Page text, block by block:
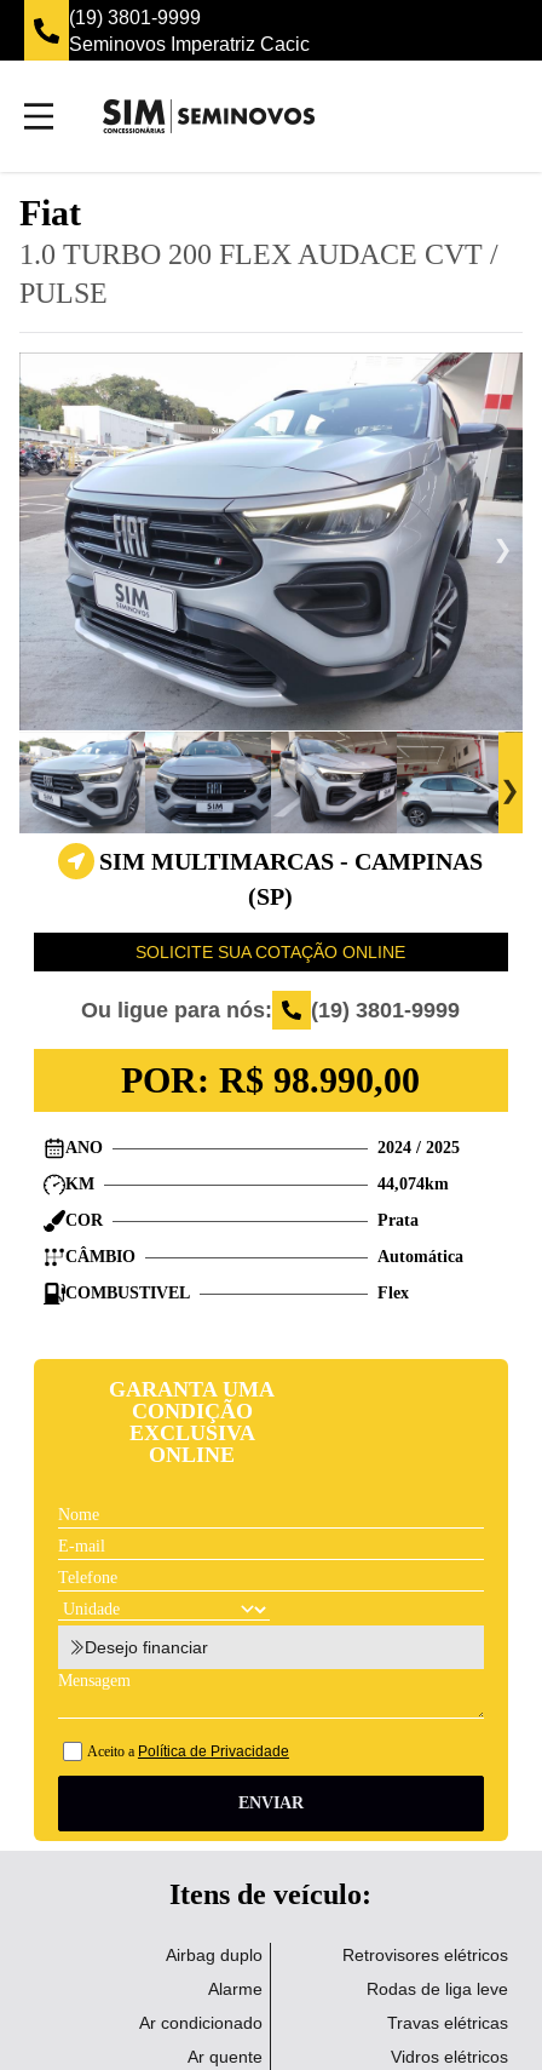
(19) 3801-9999
Seminovos Imperatriz Cacic
Fiat
1.0 TURBO 200 FLEX AUDACE CVT/
PULSE
SIM MULTIMARCAS - CAMPINAS
(SP)
SOLICITE SUA COTAÇÃO ONLINE
Ou ligue para nós: (19) 3801-9999
POR:R$ 98.990,00
ANO 2024/ 2025
KM
44,074km
COR
Prata
CÂMBIO
Automática
COMBUSTIVEL
Flex
GARANTA UMA
CONDIÇÃO
EXCLUSIVA
ONLINE
Desejo financiar
Aceito a Política de Privacidade
ENVIAR
Itens de veículo:
Airbag duplo
Alarme
Ar condicionado
Ar quente
Retrovisores elétricos
Rodas de liga leve
Travas elétricas
Vidros elétricos